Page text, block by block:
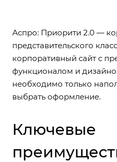
Аспро: Приорити 2.0 —
представительского
корпоративный сайт с
функционалом и
необходимо только
выбрать оформление.
Ключевые